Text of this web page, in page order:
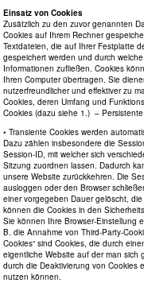
Einsatz von Cookies
Zusätzlich zu den zuvor genannten
Cookies auf Ihrem Rechner
Textdateien, die auf Ihrer Festplatte
gespeichert werden und durch
Informationen zufließen. Cookies
Ihren Computer übertragen. Sie
nutzerfreundlicher und effektiver zu
Cookies, deren Umfang und
Cookies (dazu siehe 1.) –
• Transiente Cookies werden
Dazu zählen insbesondere die
Session-ID, mit welcher sich
Sitzung zuordnen lassen. Dadurch
unsere Website zurückkehren. Die
ausloggen oder den Browser
einer vorgegeben Dauer gelöscht,
können die Cookies in den
Sie können Ihre Browser-Einstellung
B. die Annahme von Third-Party-
Cookies“ sind Cookies, die durch
eigentliche Website auf der man sich
durch die Deaktivierung von Cookies
nutzen können.